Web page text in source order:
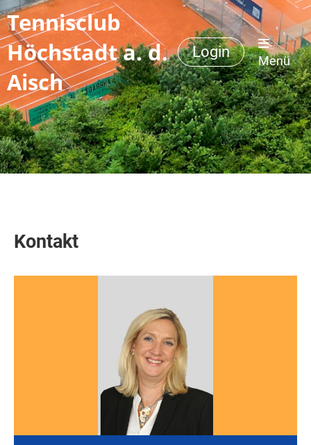
Tennisclub
Höchstadt a. d.
Aisch
Login
Menü
Kontakt